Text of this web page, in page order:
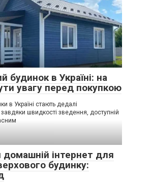
будинок в Україні: на
увагу перед покупкою
в Україні стають дедалі
швидкості зведення, доступній
домашній інтернет для
будинку: